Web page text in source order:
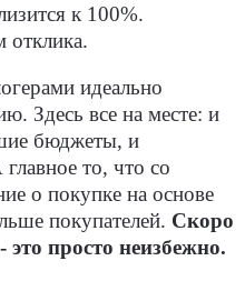
к 100%.
идеально
Здесь все на месте: и
бюджеты, и
то, что со
о покупке на основе
покупателей. Скоро
это просто неизбежно.